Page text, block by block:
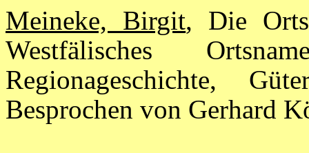
Meineke, Birgit, Die
Westfälisches
Regionageschichte,
Besprochen von Gerhard